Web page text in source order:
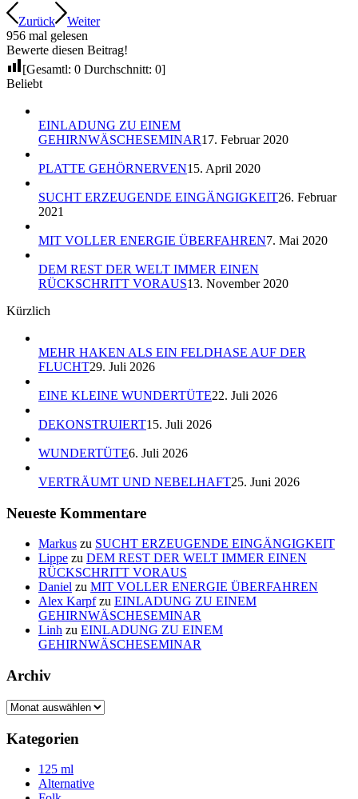
Zurück
Weiter
956 mal gelesen
Bewerte diesen Beitrag!
[Gesamtl: 0 Durchschnitt: 0]
Beliebt
EINLADUNG ZU EINEM
GEHIRNWÄSCHESEMINAR17. Februar 2020
PLATTE GEHÖRNERVEN15. April 2020
SUCHT ERZEUGENDE EINGÄNGIGKEIT26. Februar
2021
MIT VOLLER ENERGIE ÜBERFAHREN7. Mai 2020
DEM REST DER WELT IMMER EINEN
RÜCKSCHRITT VORAUS13. November 2020
Kürzlich
MEHR HAKEN ALS EIN FELDHASE AUF DER
FLUCHT29. Juli 2026
EINE KLEINE WUNDERTÜTE22. Juli 2026
DEKONSTRUIERT15. Juli 2026
WUNDERTÜTE6. Juli 2026
VERTRÄUMT UND NEBELHAFT25. Juni 2026
Neueste Kommentare
Markus zu SUCHT ERZEUGENDE EINGÄNGIGKEIT
Lippe zu DEM REST DER WELT IMMER EINEN
RÜCKSCHRITT VORAUS
Daniel zu MIT VOLLER ENERGIE ÜBERFAHREN
Alex Karpfzu EINLADUNG ZU EINEM
GEHIRNWÄSCHESEMINAR
Linh zu EINLADUNG ZU EINEM
GEHIRNWÄSCHESEMINAR
Archiv
Archiv
Kategorien
125 ml
Alternative